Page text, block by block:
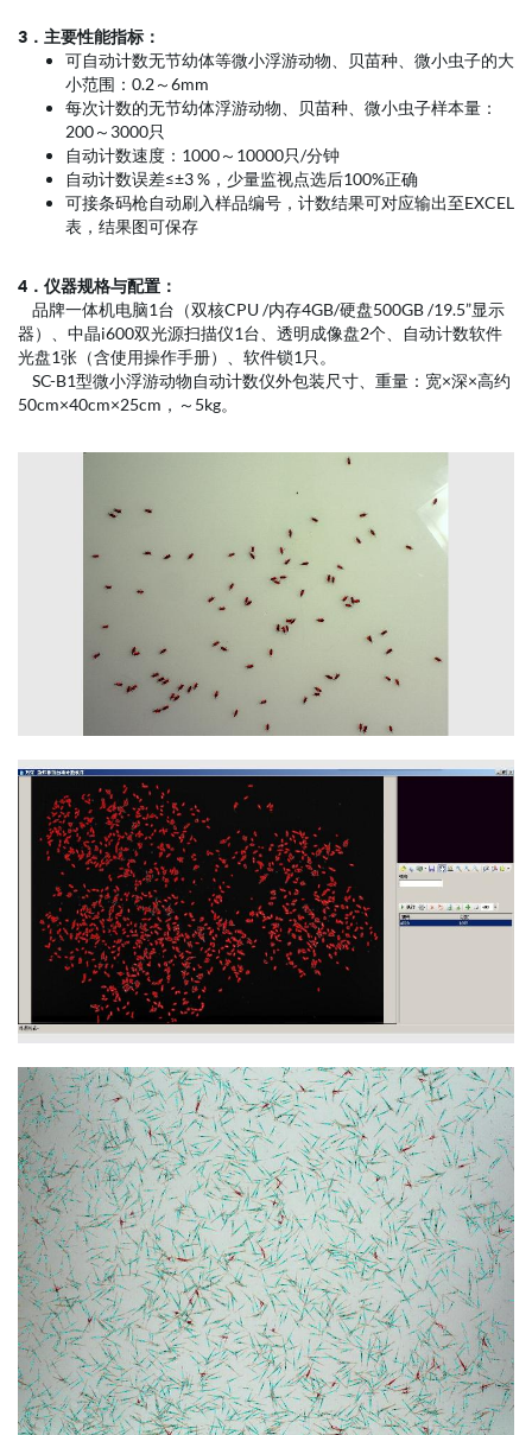
3．主要性能指标：
可自动计数无节幼体等微小浮游动物、贝苗种、微小虫子的大
小范围：0.2～6mm
每次计数的无节幼体浮游动物、贝苗种、微小虫子样本量：
200～3000只
自动计数速度：1000～10000只/分钟
自动计数误差≤±3 %，少量监视点选后100%正确
可接条码枪自动刷入样品编号，计数结果可对应输出至EXCEL
表，结果图可保存
4．仪器规格与配置：
品牌一体机电脑1台（双核CPU /内存4GB/硬盘500GB /19.5”显示
器）、中晶i600双光源扫描仪1台、透明成像盘2个、自动计数软件
光盘1张（含使用操作手册）、软件锁1只。
SC-B1型微小浮游动物自动计数仪外包装尺寸、重量：宽×深×高约
50cm×40cm×25cm，～5kg。